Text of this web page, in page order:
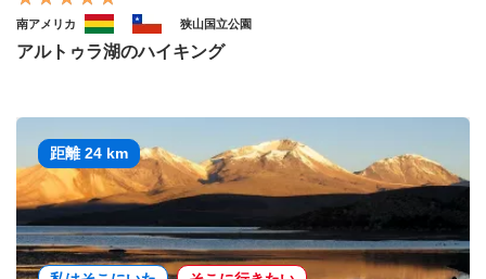
南アメリカ 狭山国立公園
アルトゥラ湖のハイキング
距離 24 km